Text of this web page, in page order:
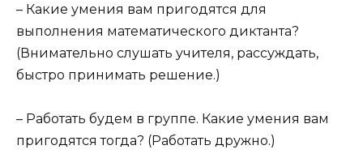
– Какие умения вам пригодятся для
выполнения математического диктанта?
(Внимательно слушать учителя, рассуждать,
быстро принимать решение.)
– Работать будем в группе. Какие умения вам
пригодятся тогда? (Работать дружно.)